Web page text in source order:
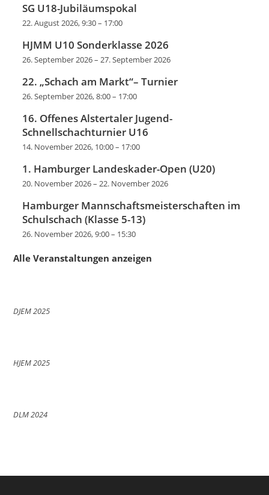
SG U18-Jubiläumspokal
22. August 2026, 9:30– 17:00
HJMM U10 Sonderklasse 2026
26. September 2026–27. September 2026
22. „Schach am Markt“– Turnier
26. September 2026, 8:00– 17:00
16. Offenes Alstertaler Jugend-
Schnellschachturnier U16
14. November 2026, 10:00– 17:00
1. Hamburger Landeskader-Open (U20)
20. November 2026–22. November 2026
Hamburger Mannschaftsmeisterschaften im
Schulschach (Klasse 5-13)
26. November 2026, 9:00– 15:30
Alle Veranstaltungen anzeigen
DJEM 2025
HJEM 2025
DLM 2024